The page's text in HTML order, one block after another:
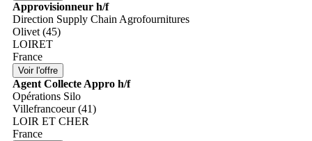
Approvisionneur h/f
Direction Supply Chain Agrofournitures
Olivet (45)
LOIRET
France
Agent Collecte Appro h/f
Opérations Silo
Villefrancoeur (41)
LOIR ET CHER
France